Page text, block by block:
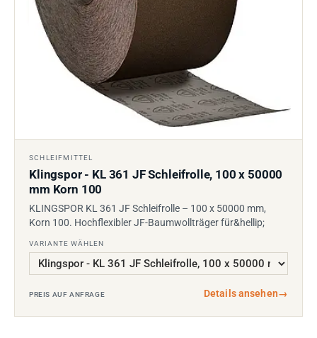
SCHLEIFMITTEL
Klingspor - KL 361 JF Schleifrolle, 100 x 50000
mm Korn 100
KLINGSPOR KL 361 JF Schleifrolle – 100 x 50000 mm,
Korn 100. Hochflexibler JF-Baumwollträger für&hellip;
VARIANTE WÄHLEN
PREIS AUF ANFRAGE Details ansehen→